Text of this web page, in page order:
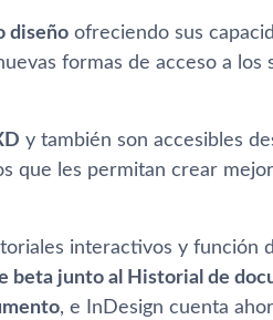
diseño ofreciendo sus
formas de acceso a los
y también son accesibles
que les permitan crear
interactivos y función
beta junto al Historial de
, e InDesign cuenta